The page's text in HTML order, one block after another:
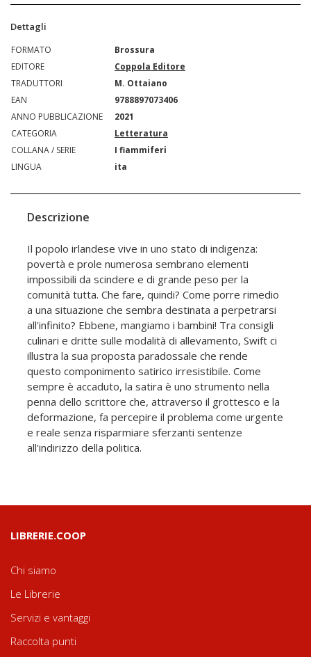
Dettagli
FORMATO
Brossura
EDITORE
Coppola Editore
TRADUTTORI
M. Ottaiano
EAN
9788897073406
ANNO PUBBLICAZIONE
2021
CATEGORIA
Letteratura
COLLANA / SERIE
I fiammiferi
LINGUA
ita
Descrizione
Il popolo irlandese vive in uno stato di indigenza:
povertà e prole numerosa sembrano elementi
impossibili da scindere e di grande peso per la
comunità tutta. Che fare, quindi? Come porre rimedio
a una situazione che sembra destinata a perpetrarsi
all'infinito? Ebbene, mangiamo i bambini! Tra consigli
culinari e dritte sulle modalità di allevamento, Swift ci
illustra la sua proposta paradossale che rende
questo componimento satirico irresistibile. Come
sempre è accaduto, la satira è uno strumento nella
penna dello scrittore che, attraverso il grottesco e la
deformazione, fa percepire il problema come urgente
e reale senza risparmiare sferzanti sentenze
all'indirizzo della politica.
LIBRERIE.COOP
Chi siamo
Le Librerie
Servizi e vantaggi
Raccolta punti